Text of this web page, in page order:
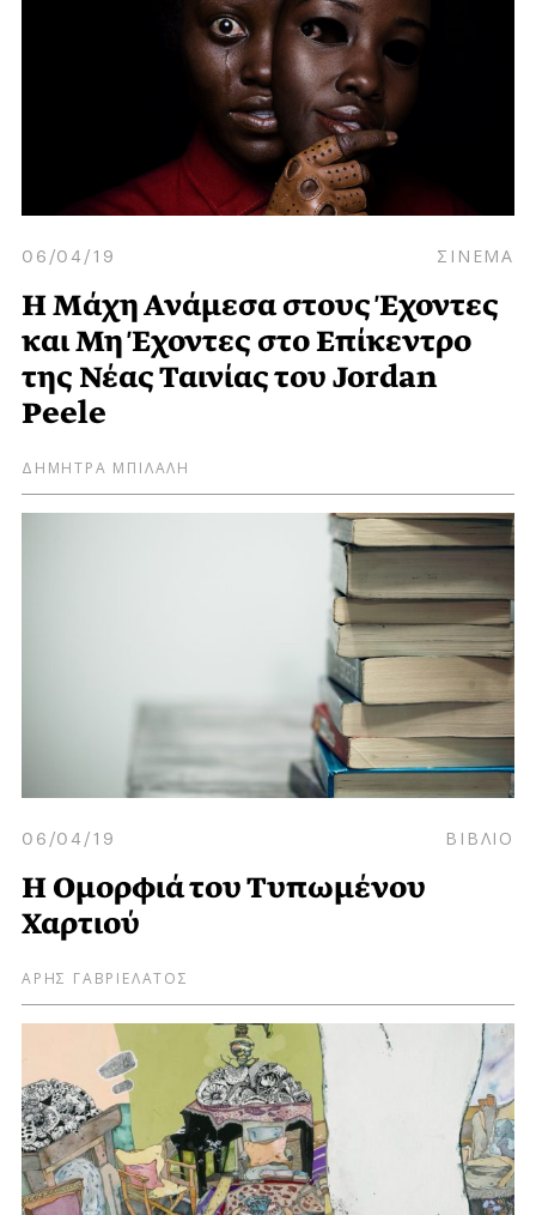
06/04/19 ΣΙΝΕΜΑ
Η Μάχη Ανάμεσα στους Έχοντες
και Μη Έχοντες στο Επίκεντρο
της Νέας Ταινίας του Jordan
Peele
ΔΗΜΗΤΡΑ ΜΠΙΛΑΛΗ
06/04/19 ΒΙΒΛΙΟ
Η Ομορφιά του Τυπωμένου
Χαρτιού
ΑΡΗΣ ΓΑΒΡΙΕΛΑΤΟΣ